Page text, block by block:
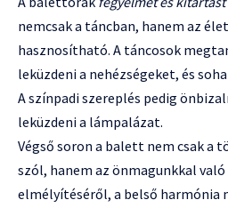
nemcsak a táncban, hanem az
hasznosítható. A táncosok
leküzdeni a nehézségeket, és
A színpadi szereplés pedig
leküzdeni a lámpalázat.
Végső soron a balett nem csak a
szól, hanem az önmagunkkal
elmélyítéséről, a belső harmónia